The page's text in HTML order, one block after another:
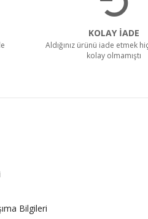
KOLAY İADE
Aldığınız ürünü iade etmek
kolay olmamıştı
Bilgileri